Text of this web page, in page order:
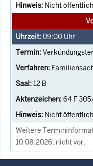
Nicht öffentlich
09:00 Uhr
12 B
64 F
Nicht öffentlich
Weitere
10.08.2026, nicht vor.